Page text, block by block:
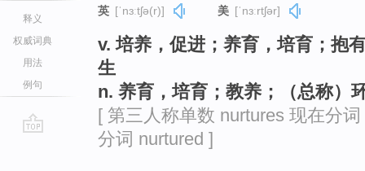
释义
权威词典
用法
例句
英 [ˈnɜːtʃə(r)] 美 [ˈnɜːrtʃər]
v. 培养，促进；养育，培育；抱
生
n. 养育，培育；教养；（总称）
[ 第三人称单数 nurtures 现在分
分词 nurtured ]